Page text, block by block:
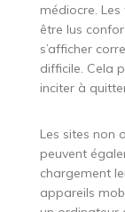
médiocre.
être lus
s’afficher
difficile. Cela
inciter à
Les sites non
peuvent
chargement
appareils